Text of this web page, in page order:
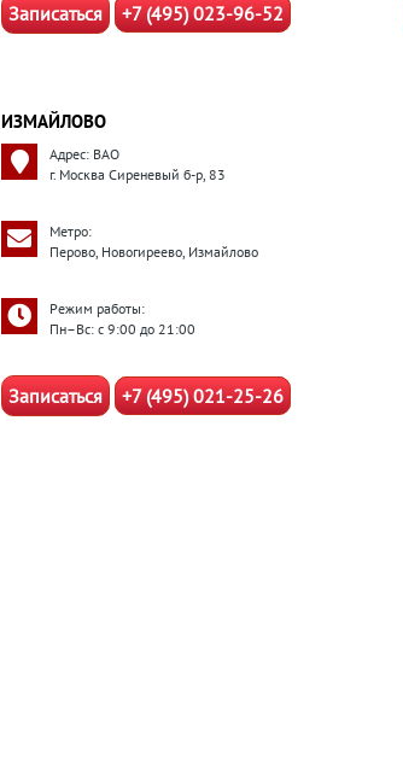
Записаться +7 (495) 023-96-52
ИЗМАЙЛОВО
Адрес: ВАО
г. Москва Сиреневый б-р, 83
Метро:
Перово, Новогиреево, Измайлово
Режим работы:
Пн–Вс: с 9:00 до 21:00
Записаться +7 (495) 021-25-26